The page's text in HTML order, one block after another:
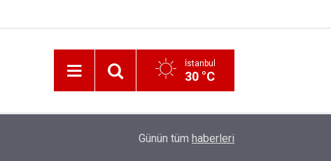
İstanbul
30 °C
İzmir 112’de Kan Donduran İddialar!
Günün tüm haberleri